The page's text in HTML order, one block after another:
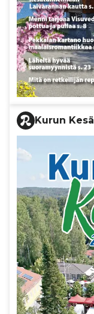
Kurun Kesä